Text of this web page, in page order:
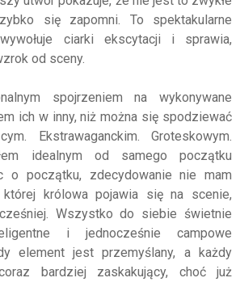
się zapomni. To spektakularne
ciarki ekscytacji i sprawia,
od sceny.
spojrzeniem na wykonywane
ich w inny, niż można się spodziewać
Ekstrawaganckim. Groteskowym.
idealnym od samego początku
początku, zdecydowanie nie mam
królowa pojawia się na scenie,
Wszystko do siebie świetnie
i jednocześnie campowe
element jest przemyślany, a każdy
bardziej zaskakujący, choć już